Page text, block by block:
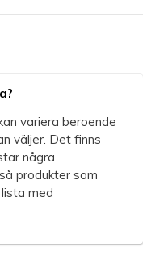
variera beroende
väljer. Det finns
några
produkter som
med